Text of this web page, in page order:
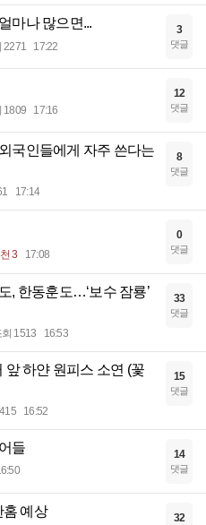
마나 많으면...
2271 17:22
3
댓글
1809 17:16
12
댓글
국인들에게 자주 쓴다는
17:14
8
댓글
3 17:08
0
댓글
, 한동훈도…‘보수 잠룡’
회 1513 16:53
33
댓글
앞 하얀 원피스 소연 (꽃
16:52
15
댓글
들 14
댓글
홈 예상 32